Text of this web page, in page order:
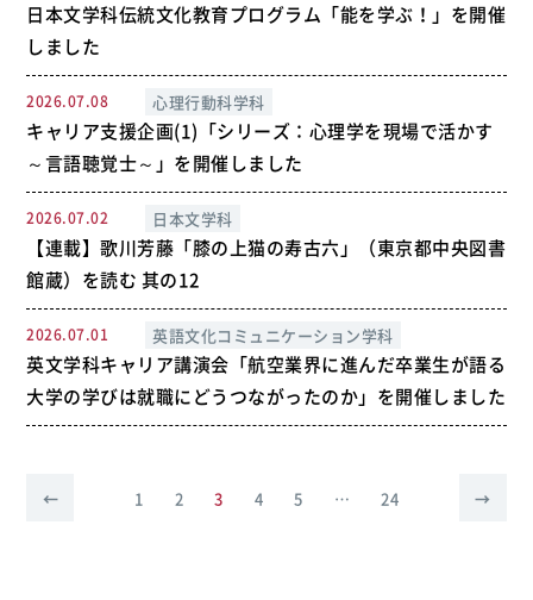
日本文学科伝統文化教育プログラム「能を学ぶ！」を開催
しました
2026.07.08 心理行動科学科
キャリア支援企画(1)「シリーズ：心理学を現場で活かす
～言語聴覚士～」を開催しました
2026.07.02 日本文学科
【連載】歌川芳藤「膝の上猫の寿古六」（東京都中央図書
館蔵）を読む 其の12
2026.07.01 英語文化コミュニケーション学科
英文学科キャリア講演会「航空業界に進んだ卒業生が語る
大学の学びは就職にどうつながったのか」を開催しました
←
前
1 2 3 4 5 … 24 →
次